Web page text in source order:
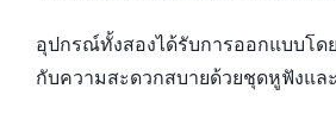
อุปกรณ์ทั้งสองได้รับการออกแบบโด
กับความสะดวกสบายด้วยชุดหูฟังแล